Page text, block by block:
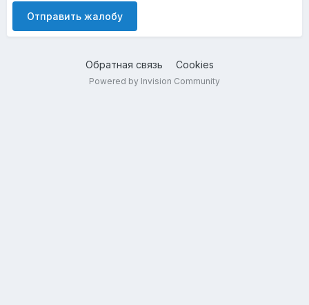
Отправить жалобу
Обратная связь Cookies
Powered by Invision Community